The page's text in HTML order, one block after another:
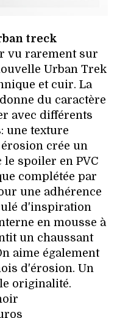
treck
vu rarement sur
Urban Trek
et cuir. La
du caractère
avec différents
une texture
crée un
le spoiler en PVC
complétée par
une adhérence
d'inspiration
en mousse à
un chaussant
aime également
d'érosion. Un
originalité.